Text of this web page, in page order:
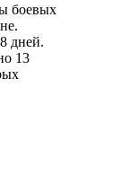
боевых
дней.
13